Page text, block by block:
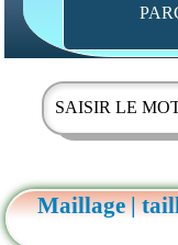
SAISIR LE
Maillage |